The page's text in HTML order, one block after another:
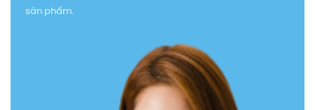
sản phẩm.